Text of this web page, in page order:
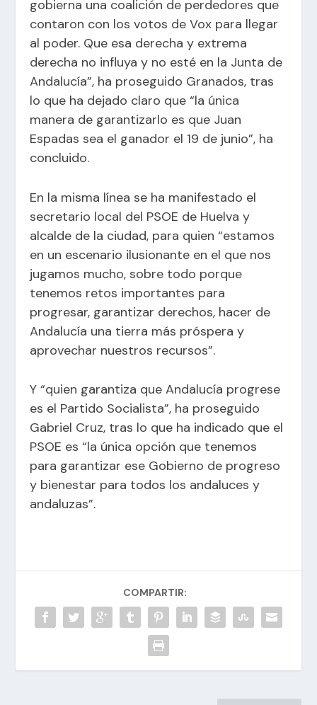
gobierna una coalición de perdedores que
contaron con los votos de Vox para llegar
al poder. Que esa derecha y extrema
derecha no influya y no esté en la Junta de
Andalucía”, ha proseguido Granados, tras
lo que ha dejado claro que “la única
manera de garantizarlo es que Juan
Espadas sea el ganador el 19 de junio”, ha
concluido.
En la misma línea se ha manifestado el
secretario local del PSOE de Huelva y
alcalde de la ciudad, para quien “estamos
en un escenario ilusionante en el que nos
jugamos mucho, sobre todo porque
tenemos retos importantes para
progresar, garantizar derechos, hacer de
Andalucía una tierra más próspera y
aprovechar nuestros recursos”.
Y “quien garantiza que Andalucía progrese
es el Partido Socialista”, ha proseguido
Gabriel Cruz, tras lo que ha indicado que el
PSOE es “la única opción que tenemos
para garantizar ese Gobierno de progreso
y bienestar para todos los andaluces y
andaluzas”.
COMPARTIR: